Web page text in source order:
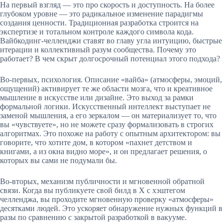
На первый взгляд — это про скорость и доступность. На более
глубоком уровне — это радикальное изменение парадигмы
создания ценности. Традиционная разработка строится на
экспертизе и тотальном контроле каждого символа кода.
Вайбкодинг-челленджи ставят во главу угла интуицию, быстрые
итерации и коллективный разум сообщества. Почему это
работает? В чем скрыт долгосрочный потенциал этого подхода?
Во-первых, психология. Описание «вайба» (атмосферы, эмоций,
ощущений) активирует те же области мозга, что и креативное
мышление в искусстве или дизайне. Это выход за рамки
формальной логики. Искусственный интеллект выступает не
заменой мышления, а его зеркалом — он материализует то, что
вы «чувствуете», но не можете сразу формализовать в строгих
алгоритмах. Это похоже на работу с опытным архитектором: вы
говорите, что хотите дом, в котором «пахнет детством и
книгами, а из окна видно море», и он предлагает решения, о
которых вы сами не подумали бы.
Во-вторых, механизм публичности и мгновенной обратной
связи. Когда вы публикуете свой билд в X с хэштегом
челленджа, вы проходите мгновенную проверку «атмосферы»
десятками людей. Это ускоряет обнаружение нужных функций в
разы по сравнению с закрытой разработкой в вакууме.